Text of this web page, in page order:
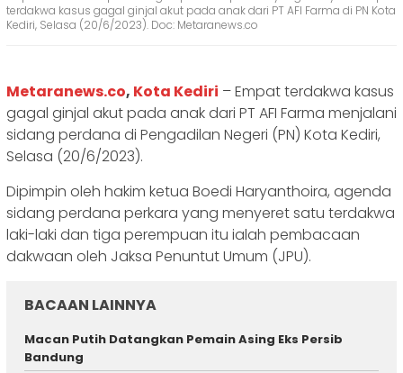
terdakwa kasus gagal ginjal akut pada anak dari PT AFI Farma di PN Kota
Kediri, Selasa (20/6/2023). Doc: Metaranews.co
Metaranews.co, Kota Kediri – Empat terdakwa kasus
gagal ginjal akut pada anak dari PT AFI Farma menjalani
sidang perdana di Pengadilan Negeri (PN) Kota Kediri,
Selasa (20/6/2023).
Dipimpin oleh hakim ketua Boedi Haryanthoira, agenda
sidang perdana perkara yang menyeret satu terdakwa
laki-laki dan tiga perempuan itu ialah pembacaan
dakwaan oleh Jaksa Penuntut Umum (JPU).
BACAAN LAINNYA
Macan Putih Datangkan Pemain Asing Eks Persib
Bandung